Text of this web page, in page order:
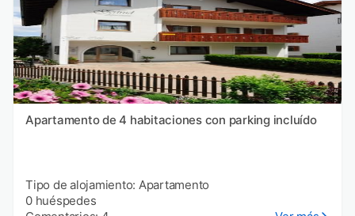
Apartamento de 4 habitaciones con parking incluído
Tipo de alojamiento: Apartamento
0 huéspedes